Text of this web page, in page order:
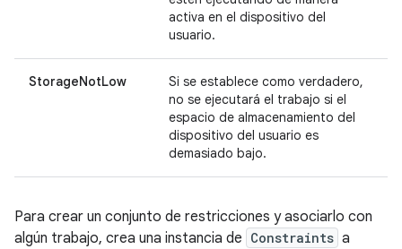
activa en el dispositivo del
usuario.
StorageNotLow
Si se establece como verdadero,
no se ejecutará el trabajo si el
espacio de almacenamiento del
dispositivo del usuario es
demasiado bajo.
Para crear un conjunto de restricciones y asociarlo con
algún trabajo, crea una instancia de Constraints a